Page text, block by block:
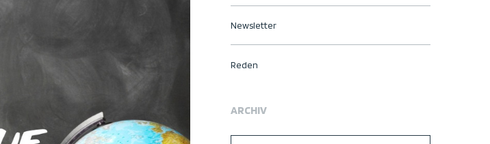
Newsletter
Reden
ARCHIV